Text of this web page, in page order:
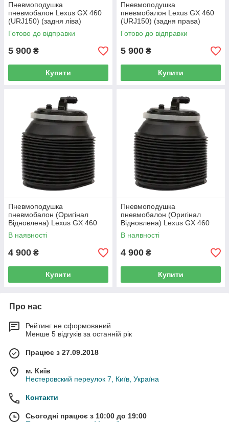
Пневмоподушка
пневмобалон Lexus GX 460
(URJ150) (задня ліва)
Готово до відправки
5 900 ₴
Купити
Пневмоподушка
пневмобалон Lexus GX 460
(URJ150) (задня права)
Готово до відправки
5 900 ₴
Купити
Пневмоподушка
пневмобалон (Оригінал
Відновлена) Lexus GX 460
(URJ150) (задня ліва)
В наявності
4 900 ₴
Купити
Пневмоподушка
пневмобалон (Оригінал
Відновлена) Lexus GX 460
(URJ150) (задня права)
В наявності
4 900 ₴
Купити
Про нас
Рейтинг не сформований
Менше 5 відгуків за останній рік
Працює з 27.09.2018
м. Київ
Нестеровский переулок 7, Київ, Україна
Контакти
Сьогодні працює з 10:00 до 19:00